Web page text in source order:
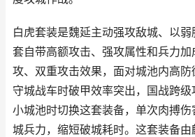
白虎套装是魏延主动强攻敌城、以
套自带高额攻击、强攻属性和兵力
攻、双重攻击效果，面对城池内高
守城战车时破甲效率突出，国战跨
小城池时切换这套装备，单次肉搏
城兵力，缩短破城耗时。这套装备